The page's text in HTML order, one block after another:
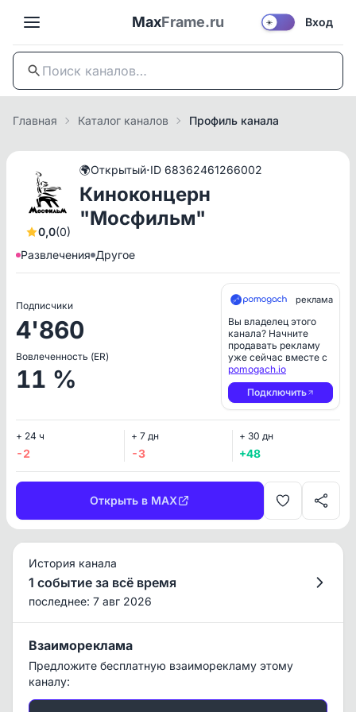
MaxFrame.ru ☀️ Вход
Главная Каталог каналов Профиль канала
0,0(0)
🌍Открытый·ID 68362461266002
Киноконцерн
"Мосфильм"
Развлечения Другое
Подписчики
4'860
Вовлеченность (ER)
11 %
реклама
Вы владелец этого
канала? Начните
продавать рекламу
уже сейчас вместе с
pomogach.io
Подключить
+ 24 ч
-2
+ 7 дн
-3
+ 30 дн
+48
Открыть в MAX
История канала
1 событие за всё время
последнее: 7 авг 2026
Взаимореклама
Предложите бесплатную взаиморекламу этому
каналу: